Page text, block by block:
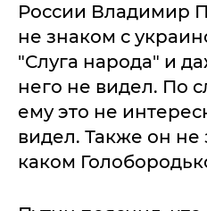
России Владимир
не знаком с
"Слуга народа" и
него не видел. По
ему это не
видел. Также он не
каком